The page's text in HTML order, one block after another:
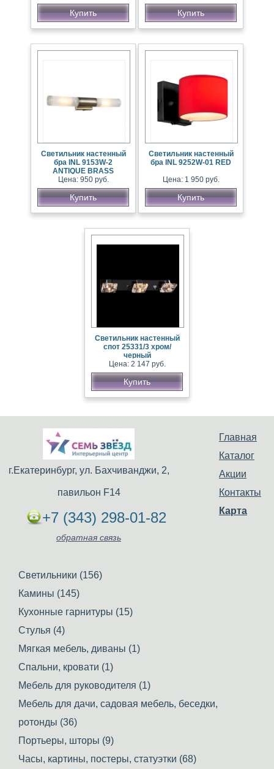
Купить Купить
Светильник настенный
бра INL 9153W-2
ANTIQUE BRASS
Цена: 950 руб.
Купить
Светильник настенный
бра INL 9252W-01 RED
Цена: 1 950 руб.
Купить
Светильник настенный
спот 25331/3 хром/
черный
Цена: 2 147 руб.
Купить
Главная
Каталог
Акции
Контакты
Карта
г.Екатеринбург, ул. Бахчиванджи, 2,
павильон F14
+7 (343) 298-01-82
обратная связь
Светильники (156)
Камины (145)
Кухонные гарнитуры (15)
Стулья (4)
Мягкая мебель, диваны (1)
Спальни, кровати (1)
Мебель для руководителя (1)
Мебель для дачи, садовая мебель, беседки,
ротонды (36)
Портьеры, шторы (9)
Часы, картины, постеры, статуэтки (68)